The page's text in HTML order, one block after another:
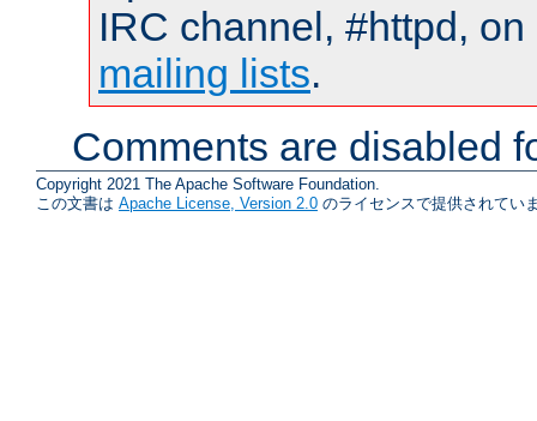
IRC channel, #httpd,
mailing lists.
Comments are disabled
Copyright 2021 The Apache Software Foundation.
この文書は Apache License, Version 2.0 のライセンスで提供されてい